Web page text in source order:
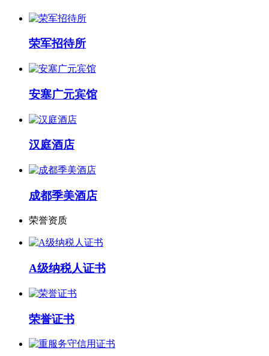
荣军招待所
安塞广元宾馆
汉庭酒店
成都季美酒店
荣誉资质
A级纳税人证书
荣誉证书